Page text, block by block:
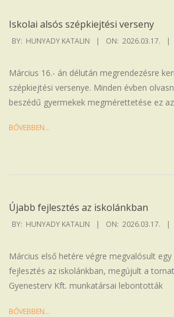
Iskolai alsós szépkiejtési verseny
2026-
BY: HUNYADY KATALIN ON: 2026.03.17.
Március 16.- án délután megrendezésre
szépkiejtési versenye. Minden évben
beszédű gyermekek megmérettetése ez az
BŐVEBBEN…
Újabb fejlesztés az iskolánkban
2026-
BY: HUNYADY KATALIN ON: 2026.03.17.
Március első hetére végre megvalósult
fejlesztés az iskolánkban, megújult a
Gyenesterv Kft. munkatársai lebontották
BŐVEBBEN…